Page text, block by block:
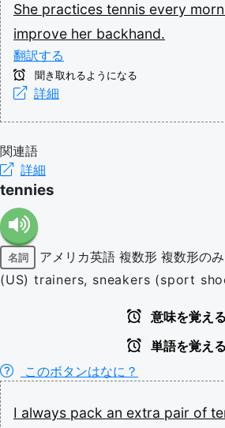
She practices tennis every
improve her backhand.
翻訳する
聞き取れるようになる
詳細
関連語
詳細
tennies
名詞 アメリカ英語 複数形 複数形のみ
(US) trainers, sneakers (sport
意味を覚える
単語を覚える
このボタンはなに？
I always pack an extra pair of